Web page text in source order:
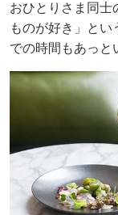
おひとりさま同士
ものが好き」とい
での時間もあっと